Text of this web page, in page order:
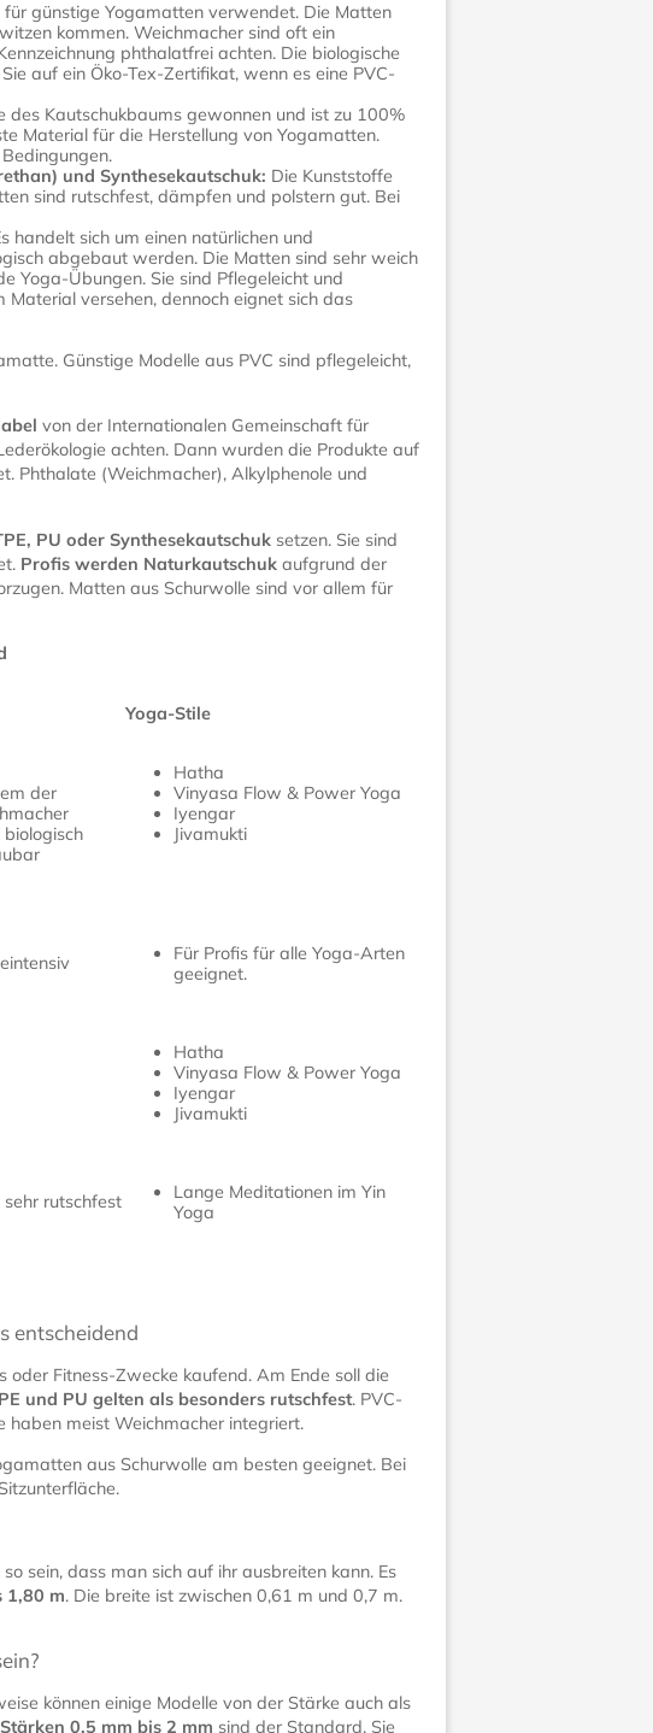
günstige Yogamatten verwendet. Die Matten
kommen. Weichmacher sind oft ein
phthalatfrei achten. Die biologische
auf ein Öko-Tex-Zertifikat, wenn es eine PVC-
des Kautschukbaums gewonnen und ist zu 100%
Material für die Herstellung von Yogamatten.
und Synthesekautschuk: Die Kunststoffe
sind rutschfest, dämpfen und polstern gut. Bei
handelt sich um einen natürlichen und
abgebaut werden. Die Matten sind sehr weich
Yoga-Übungen. Sie sind Pflegeleicht und
versehen, dennoch eignet sich das
Günstige Modelle aus PVC sind pflegeleicht,
von der Internationalen Gemeinschaft für
achten. Dann wurden die Produkte auf
Phthalate (Weichmacher), Alkylphenole und
PU oder Synthesekautschuk setzen. Sie sind
Profis werden Naturkautschuk aufgrund der
Matten aus Schurwolle sind vor allem für
Yoga-Stile
der
biologisch
Hatha
Vinyasa Flow & Power Yoga
Iyengar
Jivamukti
Für Profis für alle Yoga-Arten
geeignet.
Hatha
Vinyasa Flow & Power Yoga
Iyengar
Jivamukti
sehr rutschfest
Lange Meditationen im Yin
Yoga
entscheidend
oder Fitness-Zwecke kaufend. Am Ende soll die
und PU gelten als besonders rutschfest. PVC-
haben meist Weichmacher integriert.
aus Schurwolle am besten geeignet. Bei
sein, dass man sich auf ihr ausbreiten kann. Es
1,80 m. Die breite ist zwischen 0,61 m und 0,7 m.
können einige Modelle von der Stärke auch als
Stärken 0,5 mm bis 2 mm sind der Standard. Sie